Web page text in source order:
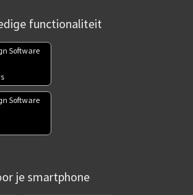
functionaliteit
Software
Software
je smartphone